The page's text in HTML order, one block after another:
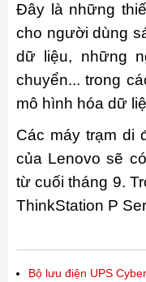
Đây là những
cho người dùng
dữ liệu, những
chuyển... trong
mô hình hóa dữ
Các máy trạm di
của Lenovo sẽ
từ cuối tháng 9.
ThinkStation P
Bộ lưu điện UPS